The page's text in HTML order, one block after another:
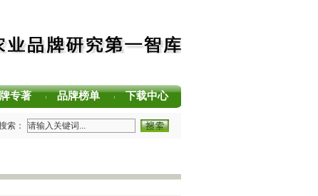
专著 | 品牌榜单 | 下载中心
论（MBM）正式发布 农业品牌塑造新标准
索：